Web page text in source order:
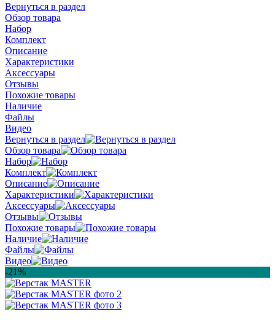
Вернуться в раздел
Обзор товара
Набор
Комплект
Описание
Характеристики
Аксессуары
Отзывы
Похожие товары
Наличие
Файлы
Видео
Вернуться в раздел
Обзор товара
Набор
Комплект
Описание
Характеристики
Аксессуары
Отзывы
Похожие товары
Наличие
Файлы
Видео
-21%